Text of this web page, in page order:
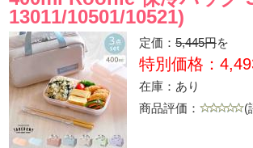
13011/10501/10521)
定価： 5,445円を
特別価格：
在庫：あり
商品評価：
(